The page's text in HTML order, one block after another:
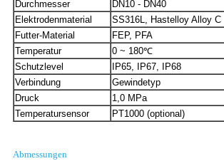
Durchmesser
DN10 - DN40
Elektrodenmaterial
SS316L, Hastelloy Alloy C
Futter-Material
FEP, PFA
Temperatur
0 ~ 180℃
Schutzlevel
IP65, IP67, IP68
Verbindung
Gewindetyp
Druck
1,0 MPa
Temperatursensor
PT1000 (optional)
Abmessungen